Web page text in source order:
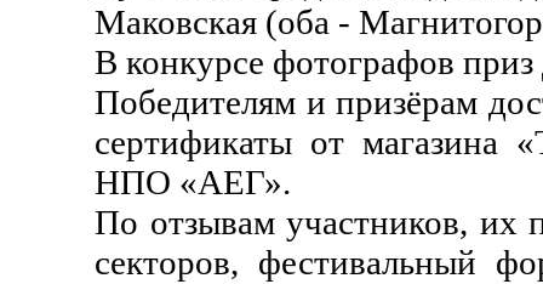
Маковская (оба -
В конкурсе фотографов
Победителям и призёрам
сертификаты от магазина
НПО «АЕГ».
По отзывам участников, их
секторов, фестивальный